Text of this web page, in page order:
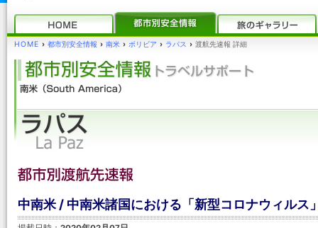
HOME › 都市別安全情報 › 南米 › ボリビア › ラパス › 渡航先速報 詳細
中南米 / 中南米諸国における「新型コロナウィルス